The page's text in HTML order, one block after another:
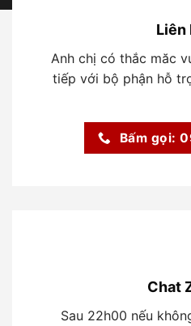
Liên
Anh chị có thắc măc
tiếp với bộ phận hỗ
Bấm gọi:
Chat
Sau 22h00 nếu